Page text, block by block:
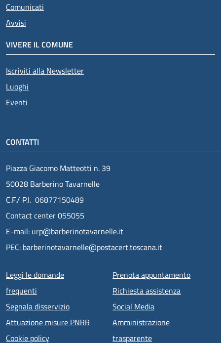
Comunicati
Avvisi
VIVERE IL COMUNE
Iscriviti alla Newsletter
Luoghi
Eventi
CONTATTI
Piazza Giacomo Matteotti n. 39
50028 Barberino Tavarnelle
C.F./ P.I. 06877150489
Contact center 055055
E-mail: urp@barberinotavarnelle.it
PEC: barberinotavarnelle@postacert.toscana.it
Menu piè di pagina
Leggi le domande
frequenti
Segnala disservizio
Attuazione misure PNRR
Cookie policy
Prenota appuntamento
Richiesta assistenza
Social Media
Amministrazione
trasparente